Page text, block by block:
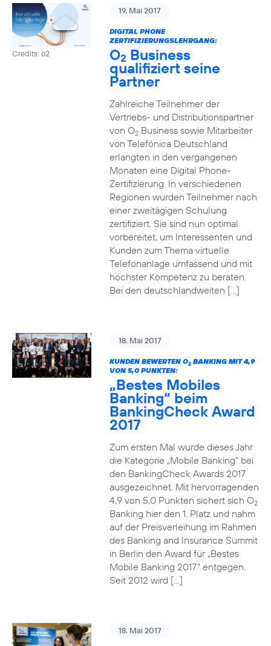
Credits: o2
19. Mai 2017
DIGITAL PHONE
ZERTIFIZIERUNGSLEHRGANG:
O2 Business
qualifiziert seine
Partner
Zahlreiche Teilnehmer der
Vertriebs- und Distributionspartner
von O2Business sowie Mitarbeiter
von Telefónica Deutschland
erlangten in den vergangenen
Monaten eine Digital Phone-
Zertifizierung. In verschiedenen
Regionen wurden Teilnehmer nach
einer zweitägigen Schulung
zertifiziert. Sie sind nun optimal
vorbereitet, um Interessenten und
Kunden zum Thema virtuelle
Telefonanlage umfassend und mit
höchster Kompetenz zu beraten.
Bei den deutschlandweiten […]
18. Mai 2017
KUNDEN BEWERTEN O2BANKING MIT 4,9
VON 5,0 PUNKTEN:
„Bestes Mobiles
Banking“ beim
BankingCheck Award
2017
Zum ersten Mal wurde dieses Jahr
die Kategorie „Mobile Banking“ bei
den BankingCheck Awards 2017
ausgezeichnet. Mit hervorragenden
4,9 von 5,0 Punkten sichert sich O2
Banking hier den 1. Platz und nahm
auf der Preisverleihung im Rahmen
des Banking and Insurance Summit
in Berlin den Award für „Bestes
Mobile Banking 2017“ entgegen.
Seit 2012 wird […]
18. Mai 2017